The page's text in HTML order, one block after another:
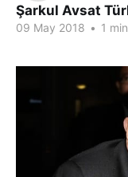
Şarkul Avsat
09 May 2018 • 1